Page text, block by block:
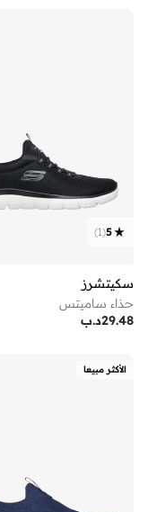
5
(
1
)
سكيتشرز
حذاء ساميتس
د.ب29.48
الأكثر مبيعا